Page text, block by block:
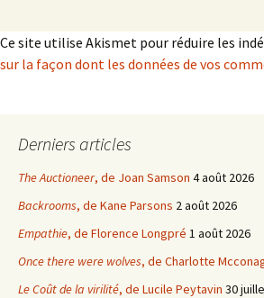
Ce site utilise Akismet pour réduire les
sur la façon dont les données de vos
Derniers articles
The Auctioneer, de Joan Samson 4 août 2026
Backrooms, de Kane Parsons 2 août 2026
Empathie, de Florence Longpré 1 août 2026
Once there were wolves, de Charlotte
Le Coût de la virilité, de Lucile Peytavin 30